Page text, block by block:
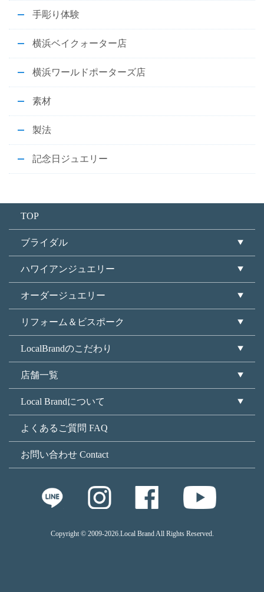
手彫り体験
横浜ベイクォーター店
横浜ワールドポーターズ店
素材
製法
記念日ジュエリー
TOP
ブライダル
ハワイアンジュエリー
オーダージュエリー
リフォーム＆ビスポーク
LocalBrandのこだわり
店舗一覧
Local Brandについて
よくあるご質問 FAQ
お問い合わせ Contact
Copyright © 2009-2026.Local Brand All Rights Reserved.